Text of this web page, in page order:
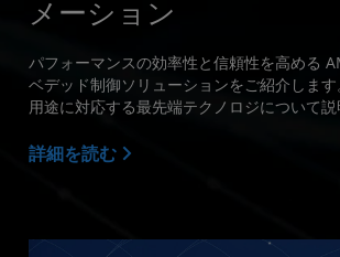
メーション
パフォーマンスの効率性と信頼性を高める
ベデッド制御ソリューションをご紹介しま
用途に対応する最先端テクノロジについて説
詳細を読む